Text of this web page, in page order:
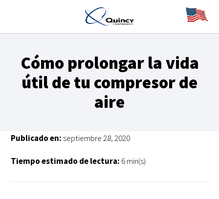
Cómo prolongar la vida
útil de tu compresor de
aire
Publicado en:septiembre 28, 2020
Tiempo estimado de lectura: 6 min(s)